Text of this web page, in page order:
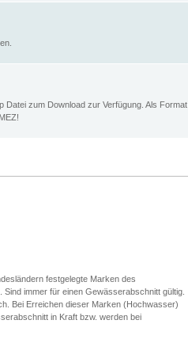
Datei zum Download zur Verfügung. Als Format
festgelegte Marken des
immer für einen Gewässerabschnitt gültig.
Bei Erreichen dieser Marken (Hochwasser)
in Kraft bzw. werden bei